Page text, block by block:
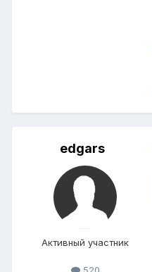
edgars
Активный участник
520